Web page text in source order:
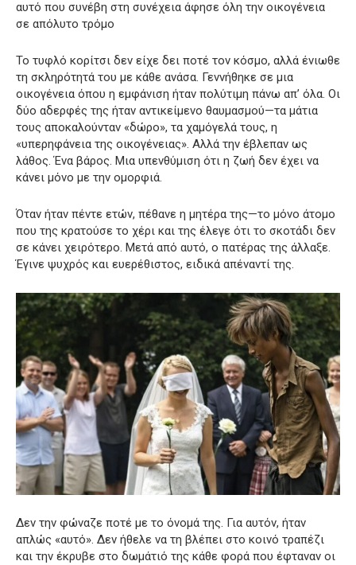
αυτό που συνέβη στη συνέχεια άφησε όλη την οικογένεια
σε απόλυτο τρόμο
Το τυφλό κορίτσι δεν είχε δει ποτέ τον κόσμο, αλλά ένιωθε
τη σκληρότητά του με κάθε ανάσα. Γεννήθηκε σε μια
οικογένεια όπου η εμφάνιση ήταν πολύτιμη πάνω απ’ όλα. Οι
δύο αδερφές της ήταν αντικείμενο θαυμασμού—τα μάτια
τους αποκαλούνταν «δώρο», τα χαμόγελά τους, η
«υπερηφάνεια της οικογένειας». Αλλά την έβλεπαν ως
λάθος. Ένα βάρος. Μια υπενθύμιση ότι η ζωή δεν έχει να
κάνει μόνο με την ομορφιά.
Όταν ήταν πέντε ετών, πέθανε η μητέρα της—το μόνο άτομο
που της κρατούσε το χέρι και της έλεγε ότι το σκοτάδι δεν
σε κάνει χειρότερο. Μετά από αυτό, ο πατέρας της άλλαξε.
Έγινε ψυχρός και ευερέθιστος, ειδικά απέναντί ​​της.
Δεν την φώναζε ποτέ με το όνομά της. Για αυτόν, ήταν
απλώς «αυτό». Δεν ήθελε να τη βλέπει στο κοινό τραπέζι
και την έκρυβε στο δωμάτιό της κάθε φορά που έφταναν οι